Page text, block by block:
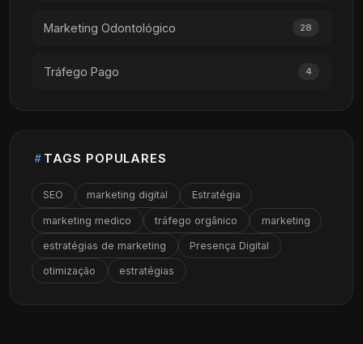
Marketing Odontológico 28
Tráfego Pago 4
TAGS POPULARES
SEO marketing digital Estratégia
marketing medico tráfego orgânico marketing
estratégias de marketing Presença Digital
otimização estratégias